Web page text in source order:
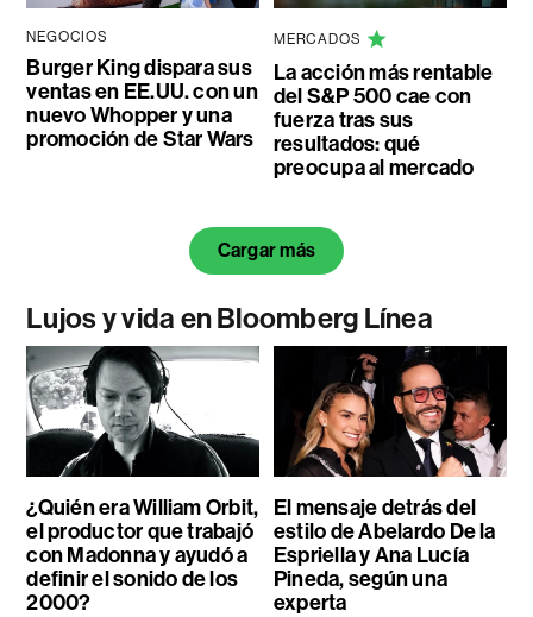
NEGOCIOS
Burger King dispara sus
ventas en EE.UU. con un
nuevo Whopper y una
promoción de Star Wars
MERCADOS
La acción más rentable
del S&P 500 cae con
fuerza tras sus
resultados: qué
preocupa al mercado
Cargar más
Lujos y vida en Bloomberg Línea
¿Quién era William Orbit,
el productor que trabajó
con Madonna y ayudó a
definir el sonido de los
2000?
El mensaje detrás del
estilo de Abelardo De la
Espriella y Ana Lucía
Pineda, según una
experta